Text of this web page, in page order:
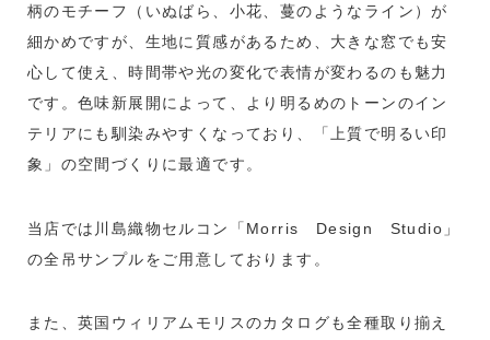
柄のモチーフ（いぬばら、小花、蔓のようなライン）が
細かめですが、生地に質感があるため、大きな窓でも安
心して使え、時間帯や光の変化で表情が変わるのも魅力
です。色味新展開によって、より明るめのトーンのイン
テリアにも馴染みやすくなっており、「上質で明るい印
象」の空間づくりに最適です。
当店では川島織物セルコン「Morris Design Studio」
の全吊サンプルをご用意しております。
また、英国ウィリアムモリスのカタログも全種取り揃え